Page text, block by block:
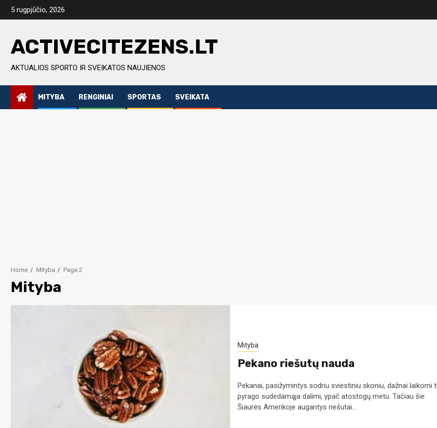
Skip
5 rugpjūčio, 2026
ACTIVECITEZENS.LT
AKTUALIOS SPORTO IR SVEIKATOS NAUJIENOS
MITYBA RENGINIAI SPORTAS SVEIKATA
Home Mityba Page 2
Mityba
Mityba
Pekano riešutų nauda
Pekanai, pasižymintys sodriu sviestiniu skoniu, dažnai laikomi
pyrago sudedamąja dalimi, ypač atostogų metu. Tačiau šie
Šiaurės Amerikoje augantys riešutai...